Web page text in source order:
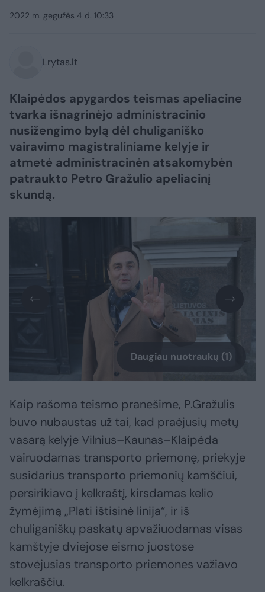
2022 m. gegužės 4 d. 10:33
Lrytas.lt
Klaipėdos apygardos teismas apeliacine
tvarka išnagrinėjo administracinio
nusižengimo bylą dėl chuliganiško
vairavimo magistraliniame kelyje ir
atmetė administracinėn atsakomybėn
patraukto Petro Gražulio apeliacinį
skundą.
Daugiau nuotraukų (1)
Kaip rašoma teismo pranešime, P.Gražulis
buvo nubaustas už tai, kad praėjusių metų
vasarą kelyje Vilnius–Kaunas–Klaipėda
vairuodamas transporto priemonę, priekyje
susidarius transporto priemonių kamščiui,
persirikiavo į kelkraštį, kirsdamas kelio
žymėjimą „Plati ištisinė linija“, ir iš
chuliganiškų paskatų apvažiuodamas visas
kamštyje dviejose eismo juostose
stovėjusias transporto priemones važiavo
kelkraščiu.